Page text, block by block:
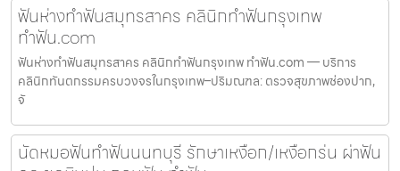
ฟันห่างทำฟันสมุทรสาคร คลินิกทำฟันกรุงเทพ
ทำฟัน.com
ฟันห่างทำฟันสมุทรสาคร คลินิกทำฟันกรุงเทพ ทำฟัน.com — บริการ
คลินิกทันตกรรมครบวงจรในกรุงเทพ–ปริมณฑล: ตรวจสุขภาพช่องปาก,
จั
นัดหมอฟันทำฟันนนทบุรี รักษาเหงือก/เหงือกร่น ผ่าฟัน